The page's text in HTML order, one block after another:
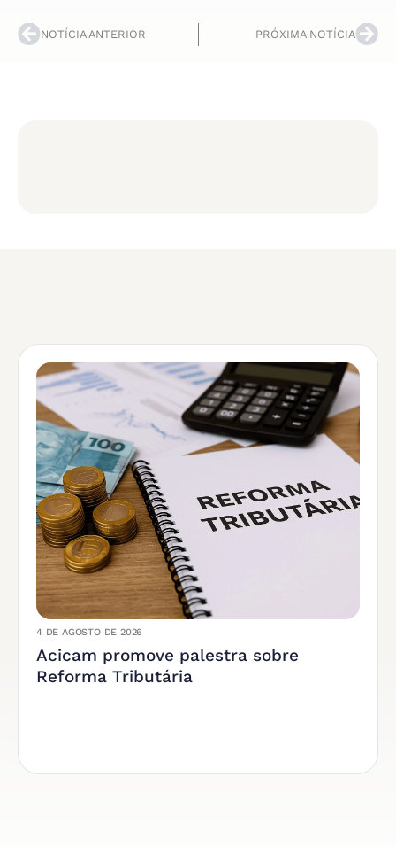
NOTÍCIA ANTERIOR PRÓXIMA NOTÍCIA
4 DE AGOSTO DE 2026
Acicam promove palestra sobre
Reforma Tributária